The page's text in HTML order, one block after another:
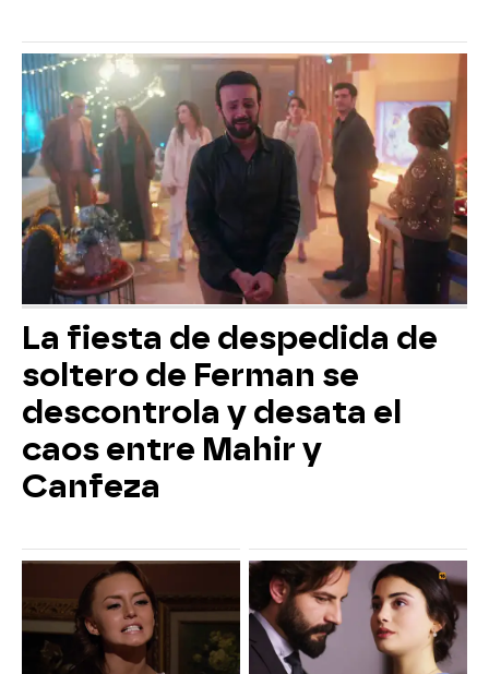
La fiesta de despedida de
soltero de Ferman se
descontrola y desata el
caos entre Mahir y
Canfeza